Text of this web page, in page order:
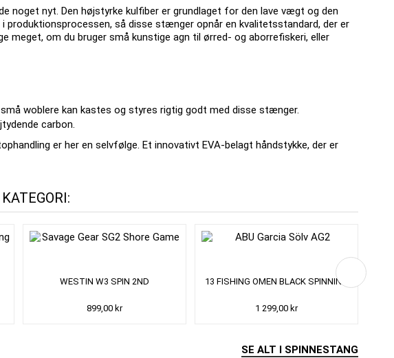
noget nyt. Den højstyrke kulfiber er grundlaget for den lave vægt og den
i produktionsprocessen, så disse stænger opnår en kvalitetsstandard, der er
meget, om du bruger små kunstige agn til ørred- og aborrefiskeri, eller
woblere kan kastes og styres rigtig godt med disse stænger.
carbon.
er her en selvfølge. Et innovativt EVA-belagt håndstykke, der er
WESTIN W3 SPIN 2ND
899,00 kr
13 FISHING OMEN BLACK SPINNING
1 299,00 kr
SE ALT I SPINNESTANG